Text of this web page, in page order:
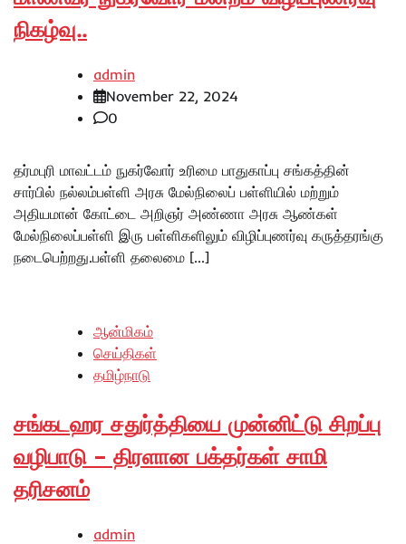
நிகழ்வு..
admin
November 22, 2024
0
தர்மபுரி மாவட்டம் நுகர்வோர் உரிமை பாதுகாப்பு சங்கத்தின்
சார்பில் நல்லம்பள்ளி அரசு மேல்நிலைப் பள்ளியில் மற்றும்
அதியமான் கோட்டை அறிஞர் அண்ணா அரசு ஆண்கள்
மேல்நிலைப்பள்ளி இரு பள்ளிகளிலும் விழிப்புணர்வு கருத்தரங்கு
நடைபெற்றது.பள்ளி தலைமை […]
ஆன்மிகம்
செய்திகள்
தமிழ்நாடு
சங்கடஹர சதுர்த்தியை முன்னிட்டு சிறப்பு
வழிபாடு – திரளான பக்தர்கள் சாமி
தரிசனம்
admin